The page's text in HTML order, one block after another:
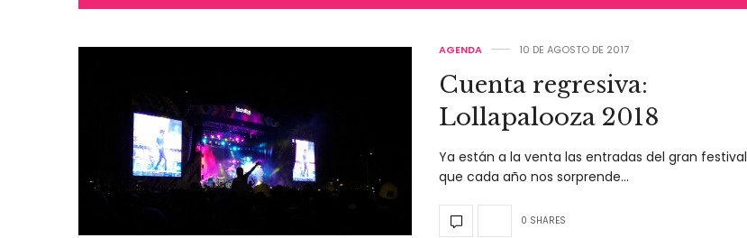
AGENDA 10 DE AGOSTO DE 2017
Cuenta regresiva:
Lollapalooza 2018
Ya están a la venta las entradas del gran festival
que cada año nos sorprende…
0 SHARES